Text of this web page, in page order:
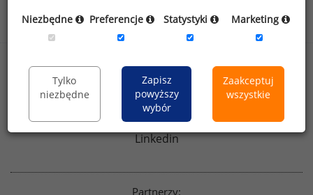
Sklep
Kontakt
Dla mediów
Polityka
prywatności
Regulamin
English version
Linkedin
Partnerzy:
Niezbędne Preferencje Statystyki Marketing
Tylko
niezbędne
Zapisz
powyższy
wybór
Zaakceptuj
wszystkie